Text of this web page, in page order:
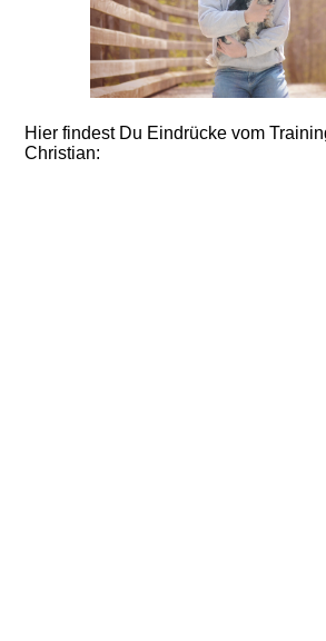
Hier findest Du Eindrücke vom
Christian: